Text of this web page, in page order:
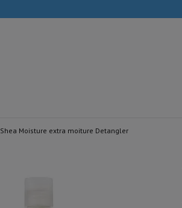
Shea Moisture extra moiture Detangler